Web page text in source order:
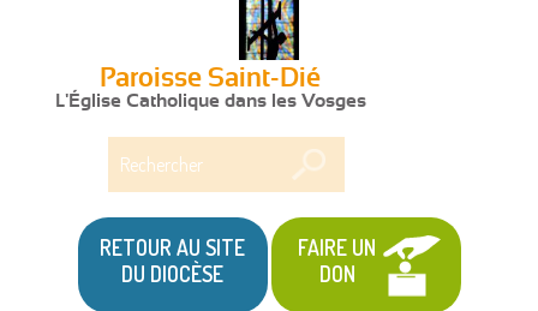
Paroisse Saint-Dié
L'Église Catholique dans les Vosges
RETOUR AU SITE
DU DIOCÈSE
FAIRE UN
DON